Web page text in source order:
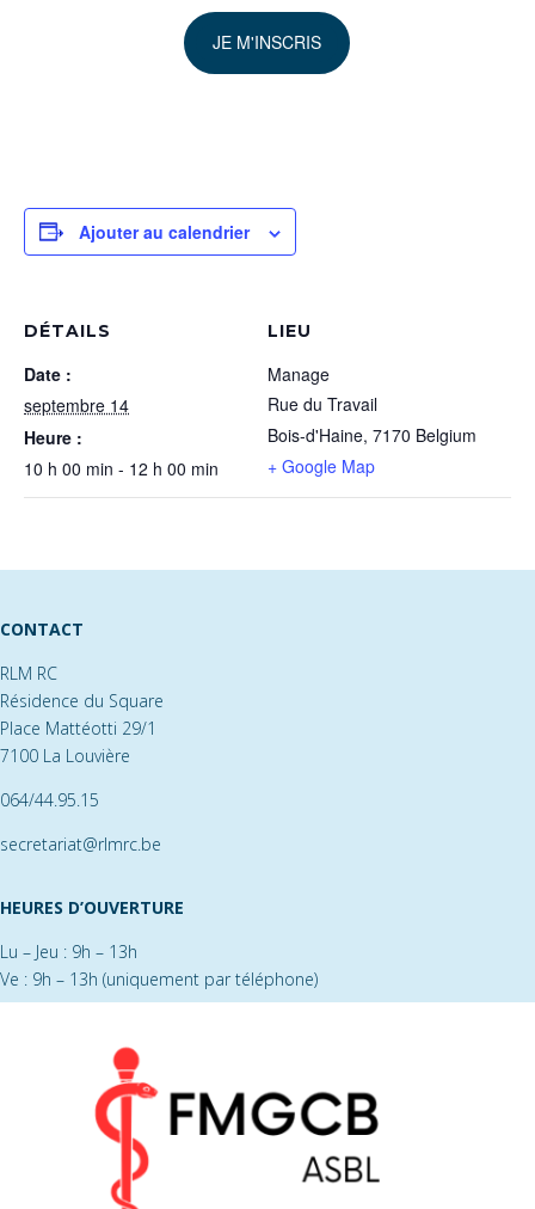
JE M'INSCRIS
Ajouter au calendrier
DÉTAILS
Date :
septembre 14
Heure :
10 h 00 min - 12 h 00 min
LIEU
Manage
Rue du Travail
Bois-d'Haine, 7170 Belgium
+ Google Map
CONTACT
RLM RC
Résidence du Square
Place Mattéotti 29/1
7100 La Louvière
064/44.95.15
secretariat@rlmrc.be
HEURES D’OUVERTURE
Lu – Jeu : 9h – 13h
Ve : 9h – 13h (uniquement par téléphone)